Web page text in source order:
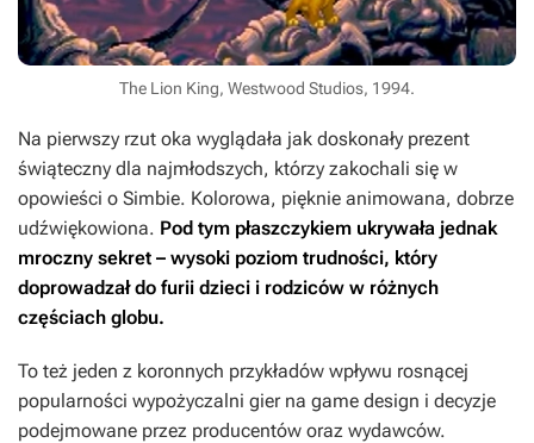
The Lion King, Westwood Studios, 1994.
Na pierwszy rzut oka wyglądała jak doskonały prezent
świąteczny dla najmłodszych, którzy zakochali się w
opowieści o Simbie. Kolorowa, pięknie animowana, dobrze
udźwiękowiona. Pod tym płaszczykiem ukrywała jednak
mroczny sekret – wysoki poziom trudności, który
doprowadzał do furii dzieci i rodziców w różnych
częściach globu.
To też jeden z koronnych przykładów wpływu rosnącej
popularności wypożyczalni gier na game design i decyzje
podejmowane przez producentów oraz wydawców.